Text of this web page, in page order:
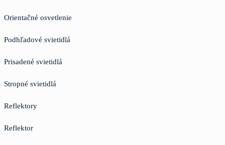
Orientačné osvetlenie
Podhľadové svietidlá
Prisadené svietidlá
Stropné svietidlá
Reflektory
Reflektor